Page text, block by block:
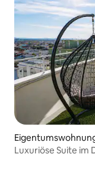
Luxuriöse Suite im